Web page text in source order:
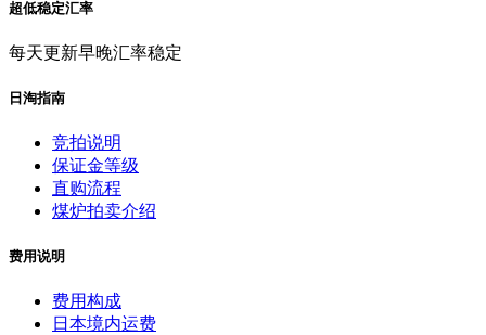
超低稳定汇率
每天更新早晚汇率稳定
日淘指南
竞拍说明
保证金等级
直购流程
煤炉拍卖介绍
费用说明
费用构成
日本境内运费